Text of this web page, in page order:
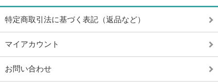
特定商取引法に基づく表記（返品など）
マイアカウント
お問い合わせ